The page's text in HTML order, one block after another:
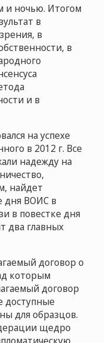
и ночью. Итогом
в
в
в
и в
на успехе
в 2012 г. Все
надежду на
найдет
дня ВОИС в
в повестке дня
два главных
договор о
которым
договор
доступные
для образцов.
щедро